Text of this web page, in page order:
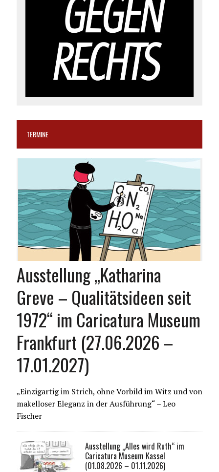
TERMINE
Ausstellung „Katharina
Greve – Qualitätsideen seit
1972“ im Caricatura Museum
Frankfurt (27.06.2026 –
17.01.2027)
„Einzigartig im Strich, ohne Vorbild im Witz und von
makelloser Eleganz in der Ausführung“ – Leo
Fischer
Ausstellung „Alles wird Ruth“ im
Caricatura Museum Kassel
(01.08.2026 – 01.11.2026)